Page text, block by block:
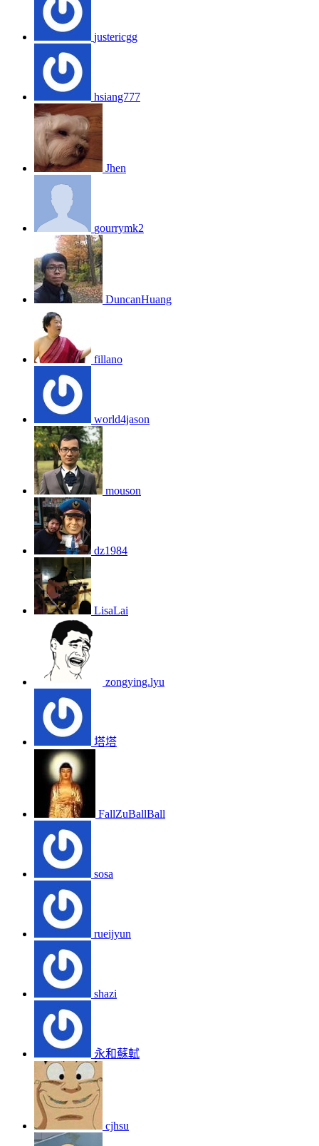
justericgg
hsiang777
Jhen
gourrymk2
DuncanHuang
fillano
world4jason
mouson
dz1984
LisaLai
zongying.lyu
塔塔
FallZuBallBall
sosa
rueijyun
shazi
永和蘇軾
cjhsu